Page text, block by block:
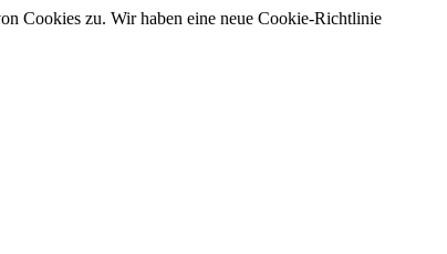
Cookies zu. Wir haben eine neue Cookie-Richtlinie